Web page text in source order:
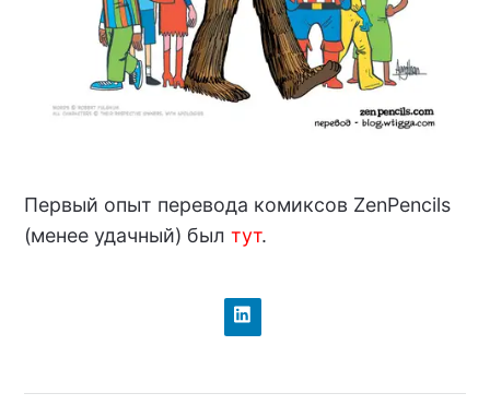
Первый опыт перевода комиксов ZenPencils
(менее удачный) был тут.